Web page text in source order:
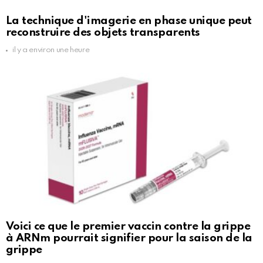
La technique d'imagerie en phase unique peut
reconstruire des objets transparents
il y a environ une heure
Voici ce que le premier vaccin contre la grippe
à ARNm pourrait signifier pour la saison de la
grippe